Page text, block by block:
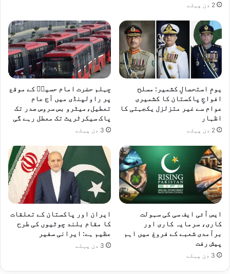
2 دن پہلے
یومِ استحصالِ کشمیر: مسلح
افواجِ پاکستان کا کشمیری
عوام سے غیر متزلزل یکجہتی کا
اظہار
2 دن پہلے
چہلم حضرت امام حسینؓ کے موقع
پر راولپنڈی میں آج عام
تعطیل،میٹرو بس سروس صدر تک
پاک سیکرٹریٹ تک معطل رہے گی
3 دن پہلے
ایس آئی ایف سی کی سہولت
کاری، سرمایہ کاری اور
برآمدی شعبے کے فروغ میں اہم
پیش رفت
3 دن پہلے
ایران اور پاکستان کے تعلقات
کا مقام بلند چوٹیوں کی طرح
عظیم ہے: ایرانی سفیر
3 دن پہلے